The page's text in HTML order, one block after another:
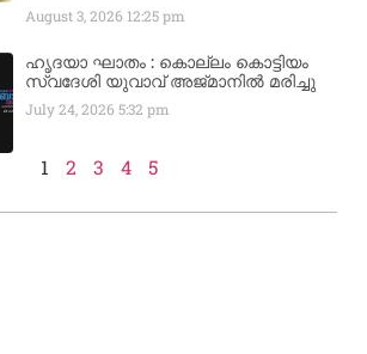
August 3, 2026 12:25 pm
ഹൃദയാ ഘാതം : കൊല്ലം കൊട്ടിയം
സ്വദേശി യുവാവ് അജ്മാനിൽ മരിച്ചു
July 24, 20265:32 pm
1 2 3 4 5